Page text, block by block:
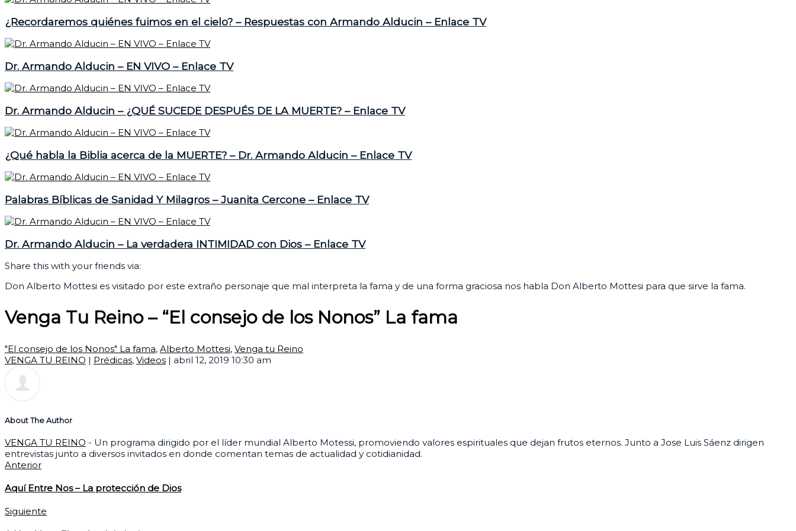
¿Recordaremos quiénes fuimos en el cielo? – Respuestas con Armando Alducin – Enlace TV
Dr. Armando Alducin – EN VIVO – Enlace TV
Dr. Armando Alducin – ¿QUÉ SUCEDE DESPUÉS DE LA MUERTE? – Enlace TV
¿Qué habla la Biblia acerca de la MUERTE? – Dr. Armando Alducin – Enlace TV
Palabras Bíblicas de Sanidad Y Milagros – Juanita Cercone – Enlace TV
Dr. Armando Alducin – La verdadera INTIMIDAD con Dios – Enlace TV
Share this with your friends via:
Don Alberto Mottesi es visitado por este extraño personaje que mal interpreta la fama y de una forma graciosa nos habla Don Alberto Mottesi para que sirve la fama.
Venga Tu Reino – “El consejo de los Nonos” La fama
"El consejo de los Nonos" La fama, Alberto Mottesi, Venga tu Reino
VENGA TU REINO | Prédicas, Videos | abril 12, 2019 10:30 am
About The Author
VENGA TU REINO - Un programa dirigido por el líder mundial Alberto Motessi, promoviendo valores espirituales que dejan frutos eternos. Junto a Jose Luis Sáenz dirigen
entrevistas junto a diversos invitados en donde comentan temas de actualidad y cotidianidad.
Anterior
Aquí Entre Nos – La protección de Dios
Siguiente